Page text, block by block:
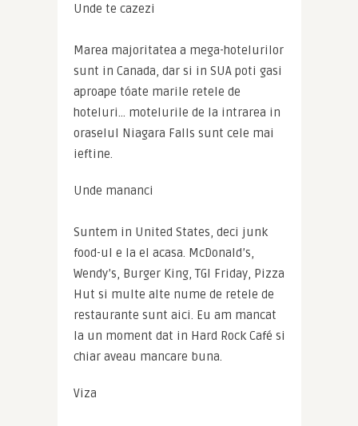
Unde te cazezi
Marea majoritatea a mega-hotelurilor
sunt in Canada, dar si in SUA poti gasi
aproape tóate marile retele de
hoteluri… motelurile de la intrarea in
oraselul Niagara Falls sunt cele mai
ieftine.
Unde mananci
Suntem in United States, deci junk
food-ul e la el acasa. McDonald’s,
Wendy’s, Burger King, TGI Friday, Pizza
Hut si multe alte nume de retele de
restaurante sunt aici. Eu am mancat
la un moment dat in Hard Rock Café si
chiar aveau mancare buna.
Viza